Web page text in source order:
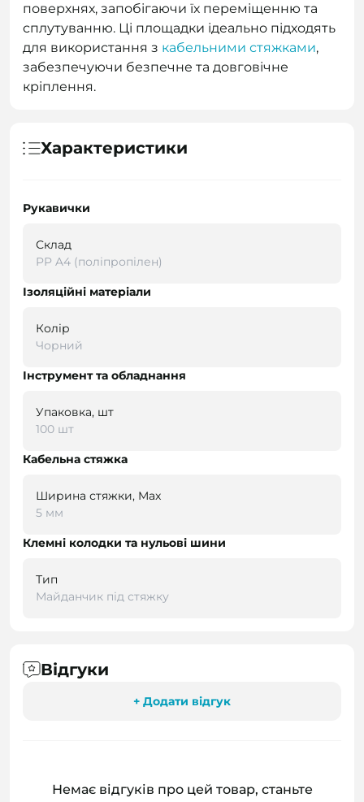
поверхнях, запобігаючи їх переміщенню та
сплутуванню. Ці площадки ідеально підходять
для використання з кабельними стяжками,
забезпечуючи безпечне та довговічне
кріплення.
Характеристики
Рукавички
Склад
PP A4 (поліпропілен)
Ізоляційні матеріали
Колір
Чорний
Інструмент та обладнання
Упаковка, шт
100 шт
Кабельна стяжка
Ширина стяжки, Max
5 мм
Клемні колодки та нульові шини
Тип
Майданчик під стяжку
Відгуки
+ Додати відгук
Немає відгуків про цей товар, станьте